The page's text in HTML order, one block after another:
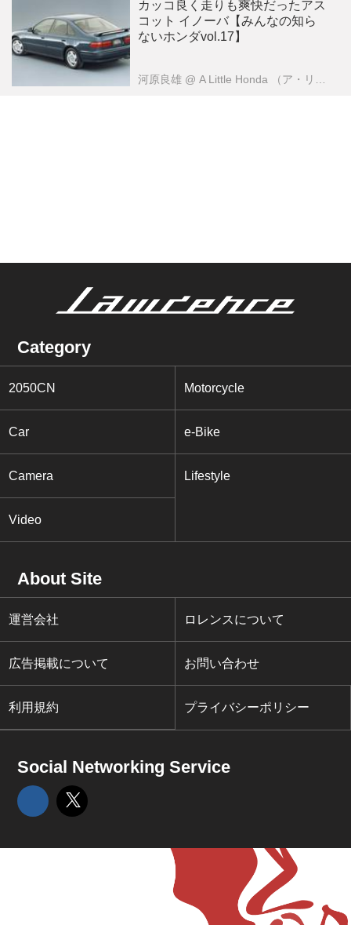
カッコ良く走りも爽快だったアス
コット イノーバ【みんなの知ら
ないホンダvol.17】
河原良雄 @ A Little Honda （ア・リトル・ホンダ）編集部
Category
2050CN Motorcycle
Car e-Bike
Camera Lifestyle
Video
About Site
運営会社 ロレンスについて
広告掲載について お問い合わせ
利用規約 プライバシーポリシー
Social Networking Service